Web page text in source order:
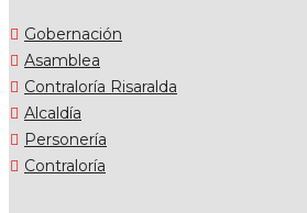
Gobernación
Asamblea
Contraloría Risaralda
Alcaldía
Personería
Contraloría